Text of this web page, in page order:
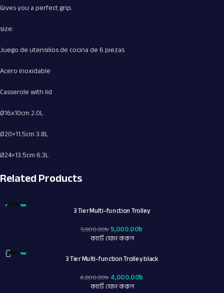
Gives you a perfect grip.
size:
Juego de utensilios de cocina de 6 piezas
Acero inoxidable
Casserole with lid
Ø16x10cm 2.0L
Ø20×11.5cm 3.8L
Ø24×13.5cm 6.3L
Related Products
-14% 3 Tier Multi-function Trolley
5,800.00৳5,000.00৳
কার্টে যোগ করুন
-17% 3 Tier Multi-function Trolley black
4,800.00৳4,000.00৳
কার্টে যোগ করুন